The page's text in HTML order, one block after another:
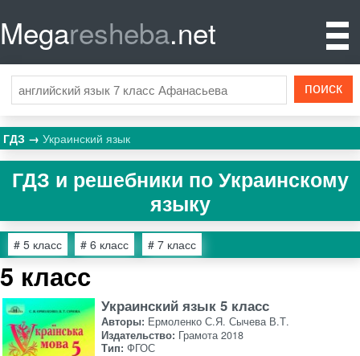
Megaresheba.net
ГДЗ Украинский язык
ГДЗ и решебники по Украинскому
языку
# 5 класс # 6 класс # 7 класс
5 класс
Украинский язык 5 класс
Авторы: Ермоленко С.Я. Сычева В.Т.
Издательство: Грамота 2018
Тип: ФГОС